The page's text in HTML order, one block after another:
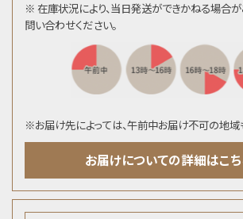
※ 在庫状況により、当日発送ができかねる場合が
問い合わせください。
※お届け先によっては、午前中お届け不可の地域
お届けについての詳細はこち